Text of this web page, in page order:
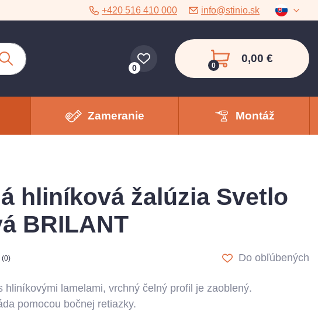
+420 516 410 000 info@stinio.sk
0 0
0,00 €
Zameranie Montáž
hliníková žalúzia Svetlo
BRILANT
(0) Do obľúbených
hliníkovými lamelami, vrchný čelný profil je zaoblený.
pomocou bočnej retiazky.